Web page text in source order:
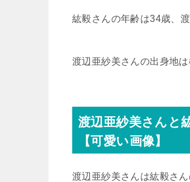
紘毅さんの年齢は34歳、
渡辺亜紗美さんの出身地
渡辺亜紗美さんと
【可愛い画像】
渡辺亜紗美さんは紘毅さ